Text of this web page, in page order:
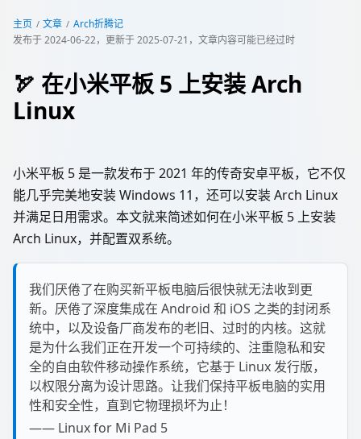
主页 文章
Arch折腾记
发布于2024-06-22，更新于2025-07-21 ，文章内容可能已经过时
🏹 在小米平板 5 上安装 Arch
Linux
小米平板 5 是一款发布于 2021 年的传奇安卓平板，它不仅
能几乎完美地安装 Windows 11，还可以安装 Arch Linux
并满足日用需求。本文就来简述如何在小米平板 5 上安装
Arch Linux，并配置双系统。
我们厌倦了在购买新平板电脑后很快就无法收到更
新。厌倦了深度集成在 Android 和 iOS 之类的封闭系
统中，以及设备厂商发布的老旧、过时的内核。这就
是为什么我们正在开发一个可持续的、注重隐私和安
全的自由软件移动操作系统，它基于 Linux 发行版，
以权限分离为设计思路。让我们保持平板电脑的实用
性和安全性，直到它物理损坏为止！
—— Linux for Mi Pad 5